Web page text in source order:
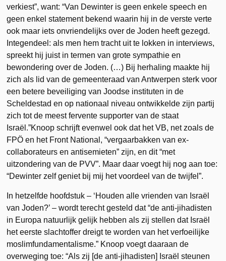
verkiest”, want: “Van Dewinter is geen enkele speech en
geen enkel statement bekend waarin hij in de verste verte
ook maar iets onvriendelijks over de Joden heeft gezegd.
Integendeel: als men hem tracht uit te lokken in interviews,
spreekt hij juist in termen van grote sympathie en
bewondering over de Joden. (…) Bij herhaling maakte hij
zich als lid van de gemeenteraad van Antwerpen sterk voor
een betere beveiliging van Joodse instituten in de
Scheldestad en op nationaal niveau ontwikkelde zijn partij
zich tot de meest fervente supporter van de staat
Israël.”Knoop schrijft evenwel ook dat het VB, net zoals de
FPÖ en het Front National, “vergaarbakken van ex-
collaborateurs en antisemieten” zijn, en dit “met
uitzondering van de PVV”. Maar daar voegt hij nog aan toe:
“Dewinter zelf geniet bij mij het voordeel van de twijfel”.
In hetzelfde hoofdstuk – ‘Houden alle vrienden van Israël
van Joden?’ – wordt terecht gesteld dat “de anti-jihadisten
in Europa natuurlijk gelijk hebben als zij stellen dat Israël
het eerste slachtoffer dreigt te worden van het verfoeilijke
moslimfundamentalisme.” Knoop voegt daaraan de
overweging toe: “Als zij [de anti-jihadisten] Israël steunen